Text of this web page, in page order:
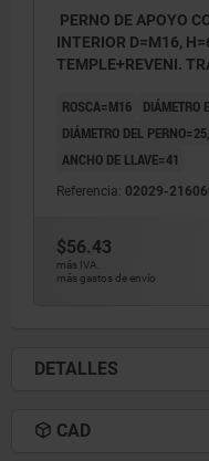
PERNO DE APOYO
INTERIOR D=M16,
TEMPLE+REVENI.
ROSCA=M16 DIÁMETRO
DIÁMETRO DEL
ANCHO DE LLAVE=41
Referencia: 02029-
$56.43
más IVA.
más gastos de envío
DETALLES
CAD